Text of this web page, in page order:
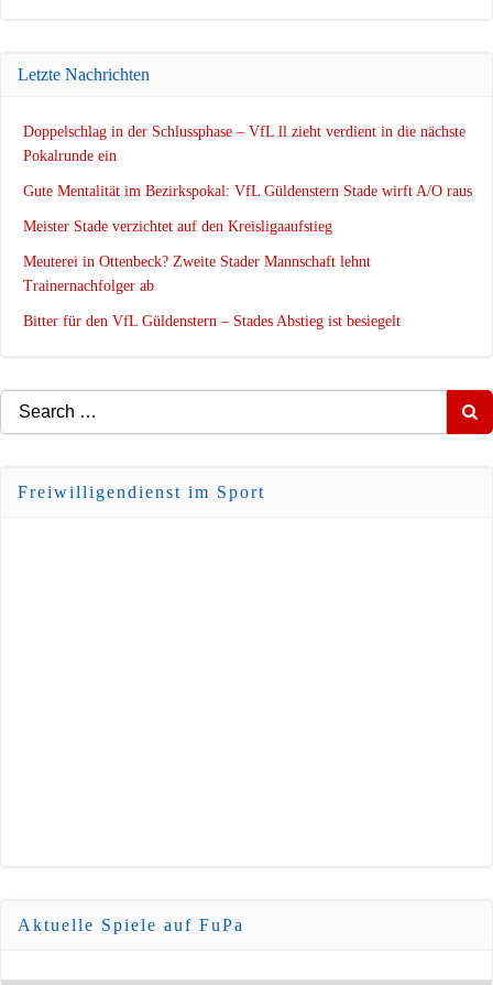
Letzte Nachrichten
Doppelschlag in der Schlussphase – VfL ll zieht verdient in die nächste
Pokalrunde ein
Gute Mentalität im Bezirkspokal: VfL Güldenstern Stade wirft A/O raus
Meister Stade verzichtet auf den Kreisligaaufstieg
Meuterei in Ottenbeck? Zweite Stader Mannschaft lehnt
Trainernachfolger ab
Bitter für den VfL Güldenstern – Stades Abstieg ist besiegelt
Search
for:
Freiwilligendienst im Sport
Aktuelle Spiele auf FuPa